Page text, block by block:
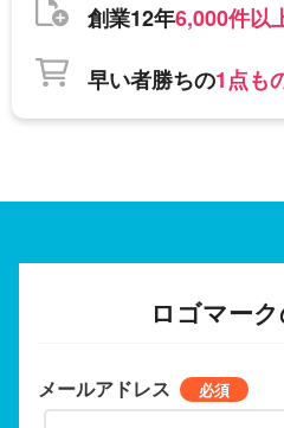
創業12年6,000件以
早い者勝ちの1点も
ロゴマー
メールアドレス